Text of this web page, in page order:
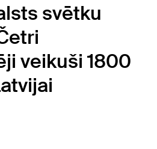
svētku
veikuši 1800